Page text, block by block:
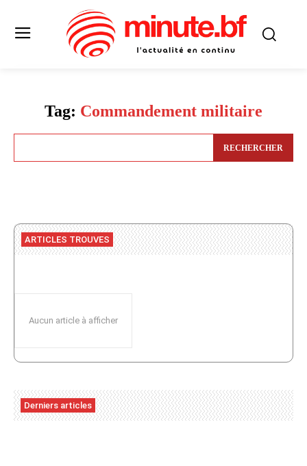
Tag: Commandement militaire
RECHERCHER
ARTICLES TROUVES
Aucun article à afficher
Derniers articles